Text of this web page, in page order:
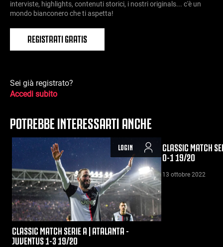
interviste, highlights, contenuti storici, i nostri originals... c'è un
mondo bianconero che ti aspetta!
REGISTRATI GRATIS
Sei già registrato?
Accedi subito
POTREBBE INTERESSARTI ANCHE
LOGIN
CLASSIC MATCH SERIE A | ATALANTA -
JUVENTUS 1-3 19/20
CLASSIC MATCH
0-1 19/20
13 ottobre 2022